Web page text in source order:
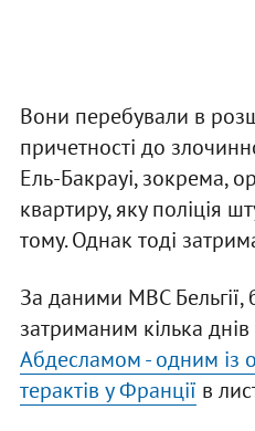
Вони перебували в
причетності до
Ель-Бакрауі, зокрема,
квартиру, яку поліція
тому. Однак тоді
За даними МВС Бельгії,
затриманим кілька
Абдесламом - одним із
терактів у Франції в